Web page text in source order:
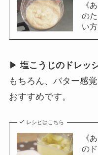
《
の
い方
▶ 塩こうじのドレッ
もちろん、バター感
おすすめです。
レシピはこちら
《
の